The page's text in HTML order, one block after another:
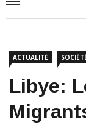
ACTUALITÉ
​Libye: